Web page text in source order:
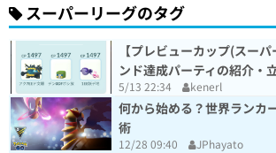
スーパーリーグのタグ
【プレビューカップ(スー
ンド達成パーティの紹介・
5/13 22:34 kenerl
何から始める？世界ランカ
術
12/28 09:40 JPhayato